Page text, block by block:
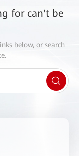
for can't be
below, or search